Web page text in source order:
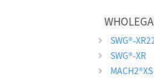
SWG®-
SWG®-XR
MACH2®XS